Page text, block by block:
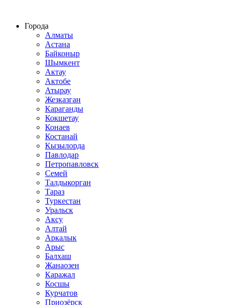
Города
Алматы
Астана
Байконыр
Шымкент
Актау
Актобе
Атырау
Жезказган
Караганды
Кокшетау
Конаев
Костанай
Кызылорда
Павлодар
Петропавловск
Семей
Талдыкорган
Тараз
Туркестан
Уральск
Аксу
Алтай
Аркалык
Арыс
Балхаш
Жанаозен
Каражал
Косшы
Курчатов
Приозёрск